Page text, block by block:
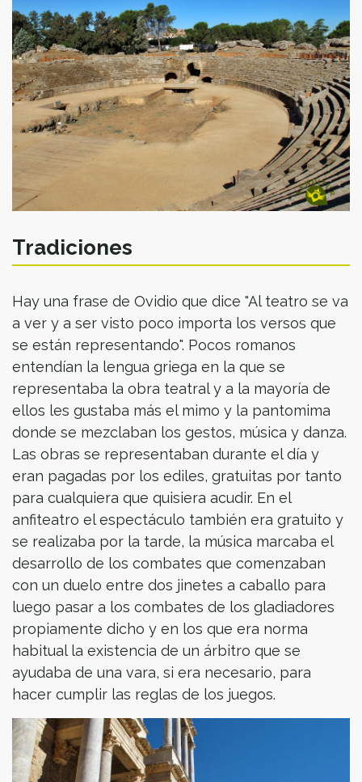
Tradiciones
Hay una frase de Ovidio que dice "Al teatro se va
a ver y a ser visto poco importa los versos que
se están representando". Pocos romanos
entendían la lengua griega en la que se
representaba la obra teatral y a la mayoría de
ellos les gustaba más el mimo y la pantomima
donde se mezclaban los gestos, música y danza.
Las obras se representaban durante el día y
eran pagadas por los ediles, gratuitas por tanto
para cualquiera que quisiera acudir. En el
anfiteatro el espectáculo también era gratuito y
se realizaba por la tarde, la música marcaba el
desarrollo de los combates que comenzaban
con un duelo entre dos jinetes a caballo para
luego pasar a los combates de los gladiadores
propiamente dicho y en los que era norma
habitual la existencia de un árbitro que se
ayudaba de una vara, si era necesario, para
hacer cumplir las reglas de los juegos.